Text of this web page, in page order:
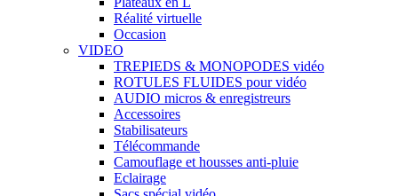
Réalité virtuelle
Occasion
VIDEO
TREPIEDS & MONOPODES vidéo
ROTULES FLUIDES pour vidéo
AUDIO micros & enregistreurs
Accessoires
Stabilisateurs
Télécommande
Camouflage et housses anti-pluie
Eclairage